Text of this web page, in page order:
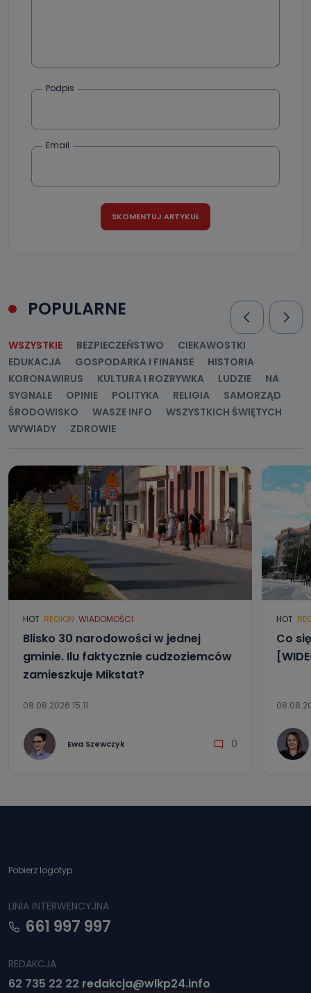
Podpis
Email
POPULARNE
WSZYSTKIE BEZPIECZEŃSTWO
CIEKAWOSTKI
EDUKACJA
GOSPODARKA I FINANSE
HISTORIA
KORONAWIRUS
KULTURA I ROZRYWKA LUDZIE
NA
SYGNALE
OPINIE POLITYKA RELIGIA
SAMORZĄD
ŚRODOWISKO
WASZE INFO
WSZYSTKICH ŚWIĘTYCH
WYWIADY
ZDROWIE
HOT REGION WIADOMOŚCI
Blisko 30 narodowości w jednej
gminie. Ilu faktycznie cudzoziemców
zamieszkuje Mikstat?
08.08.2026 15:11
Ewa Szewczyk 0
HOT
Co
Pobierz logotyp
LINIA INTERWENCYJNA
661 997 997
REDAKCJA
62 735 22 22 redakcja@wlkp24.info